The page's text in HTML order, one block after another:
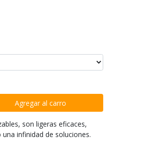
Agregar al carro
son ligeras eficaces,
infinidad de soluciones.